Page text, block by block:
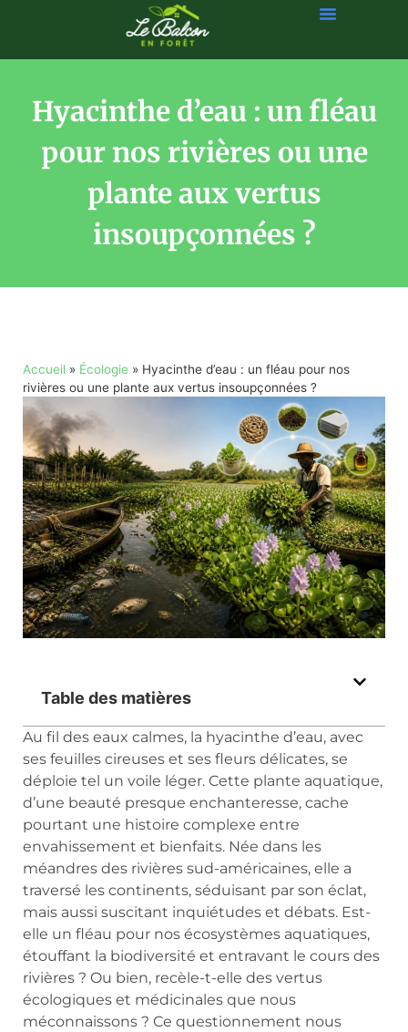
Hyacinthe d’eau : un fléau
pour nos rivières ou une
plante aux vertus
insoupçonnées ?
Accueil » Écologie » Hyacinthe d’eau : un fléau pour nos
rivières ou une plante aux vertus insoupçonnées ?
Table des matières
Au fil des eaux calmes, la hyacinthe d’eau, avec
ses feuilles cireuses et ses fleurs délicates, se
déploie tel un voile léger. Cette plante aquatique,
d’une beauté presque enchanteresse, cache
pourtant une histoire complexe entre
envahissement et bienfaits. Née dans les
méandres des rivières sud-américaines, elle a
traversé les continents, séduisant par son éclat,
mais aussi suscitant inquiétudes et débats. Est-
elle un fléau pour nos écosystèmes aquatiques,
étouffant la biodiversité et entravant le cours des
rivières ? Ou bien, recèle-t-elle des vertus
écologiques et médicinales que nous
méconnaissons ? Ce questionnement nous